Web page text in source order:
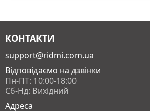
КОНТАКТИ
support@ridmi.com.ua
Відповідаємо на дзвінки
Пн-ПТ: 10:00-18:00
Сб-Нд: Вихідний
Адреса